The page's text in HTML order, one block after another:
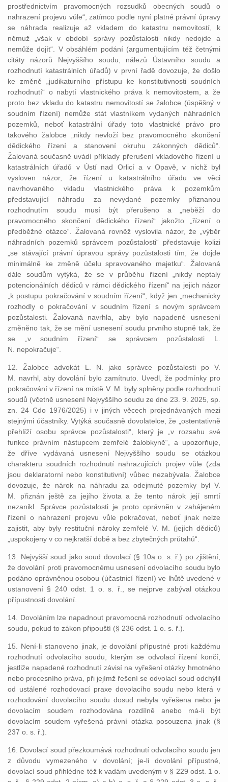
prostřednictvím pravomocných rozsudků obecných soudů o
nahrazení projevu vůle“, zatímco podle nyní platné právní úpravy
se náhrada realizuje až vkladem do katastru nemovitostí, k
němuž „však v období správy pozůstalosti nikdy nedojde a
nemůže dojít“. V obsáhlém podání (argumentujícím též četnými
citáty názorů Nejvyššího soudu, nálezů Ústavního soudu a
rozhodnutí katastrálních úřadů) v první řadě dovozuje, že došlo
ke změně „judikaturního přístupu ke konstitutivnosti soudních
rozhodnutí“ o nabytí vlastnického práva k nemovitostem, a že
proto bez vkladu do katastru nemovitostí se žalobce (úspěšný v
soudním řízení) nemůže stát vlastníkem vydaných náhradních
pozemků, neboť katastrální úřady toto vlastnické právo pro
takového žalobce „nikdy nevloží bez pravomocného skončení
dědického řízení a stanovení okruhu zákonných dědiců“.
Žalovaná současně uvádí příklady přerušení vkladového řízení u
katastrálních úřadů v Ústí nad Orlicí a v Opavě, v nichž byl
vysloven názor, že řízení u katastrálního úřadu ve věci
navrhovaného vkladu vlastnického práva k pozemkům
představující náhradu za nevydané pozemky přiznanou
rozhodnutím soudu musí být přerušeno a „neběží do
pravomocného skončení dědického řízení“ jakožto „řízení o
předběžné otázce“. Žalovaná rovněž vyslovila názor, že „výběr
náhradních pozemků správcem pozůstalosti“ představuje kolizi
„se stávající právní úpravou správy pozůstalosti tím, že dojde
minimálně ke změně účelu spravovaného majetku“. Žalovaná
dále soudům vytýká, že se v průběhu řízení „nikdy neptaly
potencionálních dědiců v rámci dědického řízení“ na jejich názor
„k postupu pokračování v soudním řízení“, když jen „mechanicky
rozhodly o pokračování v soudním řízení s novým správcem
pozůstalosti. Žalovaná navrhla, aby bylo napadené usnesení
změněno tak, že se mění usnesení soudu prvního stupně tak, že
se „v soudním řízení“ se správcem pozůstalosti L.
N. nepokračuje“.
12. Žalobce advokát L. N. jako správce pozůstalosti po V.
M. navrhl, aby dovolání bylo zamítnuto. Uvedl, že podmínky pro
pokračování v řízení na místě V. M. byly splněny podle rozhodnutí
soudů (včetně usnesení Nejvyššího soudu ze dne 23. 9. 2025, sp.
zn. 24 Cdo 1976/2025) i v jiných věcech projednávaných mezi
stejnými účastníky. Vytýká současně dovolatelce, že „ostentativně
přehlíží osobu správce pozůstalosti“, který je „v rozsahu své
funkce právním nástupcem zemřelé žalobkyně“, a upozorňuje,
že dříve vydávaná usnesení Nejvyššího soudu se otázkou
charakteru soudních rozhodnutí nahrazujících projev vůle (zda
jsou deklaratorní nebo konstitutivní) vůbec nezabývala. Žalobce
dovozuje, že nárok na náhradu za odejmuté pozemky byl V.
M. přiznán ještě za jejího života a že tento nárok její smrtí
nezanikl. Správce pozůstalosti je proto oprávněn v zahájeném
řízení o nahrazení projevu vůle pokračovat, neboť jinak nelze
zajistit, aby byly restituční nároky zemřelé V. M. (jejích dědiců)
„uspokojeny v co nejkratší době a bez zbytečných průtahů“.
13. Nejvyšší soud jako soud dovolací (§ 10a o. s. ř.) po zjištění,
že dovolání proti pravomocnému usnesení odvolacího soudu bylo
podáno oprávněnou osobou (účastnicí řízení) ve lhůtě uvedené v
ustanovení § 240 odst. 1 o. s. ř., se nejprve zabýval otázkou
přípustnosti dovolání.
14. Dovoláním lze napadnout pravomocná rozhodnutí odvolacího
soudu, pokud to zákon připouští (§ 236 odst. 1 o. s. ř.).
15. Není-li stanoveno jinak, je dovolání přípustné proti každému
rozhodnutí odvolacího soudu, kterým se odvolací řízení končí,
jestliže napadené rozhodnutí závisí na vyřešení otázky hmotného
nebo procesního práva, při jejímž řešení se odvolací soud odchýlil
od ustálené rozhodovací praxe dovolacího soudu nebo která v
rozhodování dovolacího soudu dosud nebyla vyřešena nebo je
dovolacím soudem rozhodována rozdílně anebo má-li být
dovolacím soudem vyřešená právní otázka posouzena jinak (§
237 o. s. ř.).
16. Dovolací soud přezkoumává rozhodnutí odvolacího soudu jen
z důvodu vymezeného v dovolání; je-li dovolání přípustné,
dovolací soud přihlédne též k vadám uvedeným v § 229 odst. 1 o.